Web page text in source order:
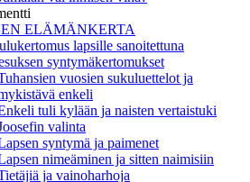
ELÄMÄNKERTA
lapsille sanoitettuna
syntymäkertomukset
vuosien sukuluettelot ja
enkeli
tuli kylään ja naisten vertaistuki
valinta
syntymä ja paimenet
nimeäminen ja sitten naimisiin
ja vainoharhoja